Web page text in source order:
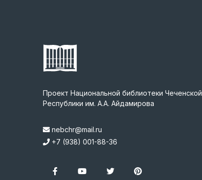
Проект Национальной библиотеки Чеченской
Республики им. А.А. Айдамирова
nebchr@mail.ru
+7 (938) 001-88-36